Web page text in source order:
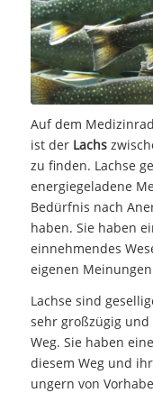
Auf dem
ist der Lachs
zu finden. Lachse
energiegeladene
Bedürfnis nach
haben. Sie haben
einnehmendes
eigenen
Lachse sind
sehr großzügig
Weg. Sie haben
diesem Weg und
ungern von